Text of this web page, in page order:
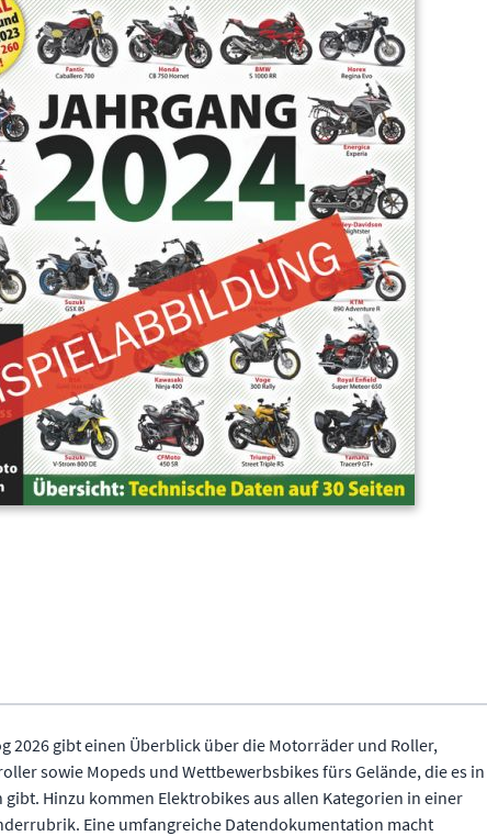
2026 gibt einen Überblick über die Motorräder und Roller,
sowie Mopeds und Wettbewerbsbikes fürs Gelände, die es in
gibt. Hinzu kommen Elektrobikes aus allen Kategorien in einer
Eine umfangreiche Datendokumentation macht